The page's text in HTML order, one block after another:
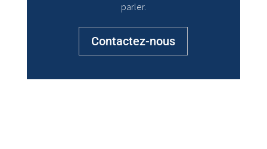
parler.
Contactez-nous